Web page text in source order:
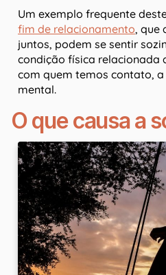
Um exemplo frequente
fim de relacionamento, que
juntos, podem se sentir
condição física relacionada
com quem temos contato,
mental.
O que causa a